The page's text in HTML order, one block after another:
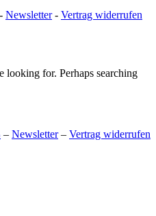
- Newsletter- Vertrag widerrufen
looking for. Perhaps searching
– Newsletter– Vertrag widerrufen